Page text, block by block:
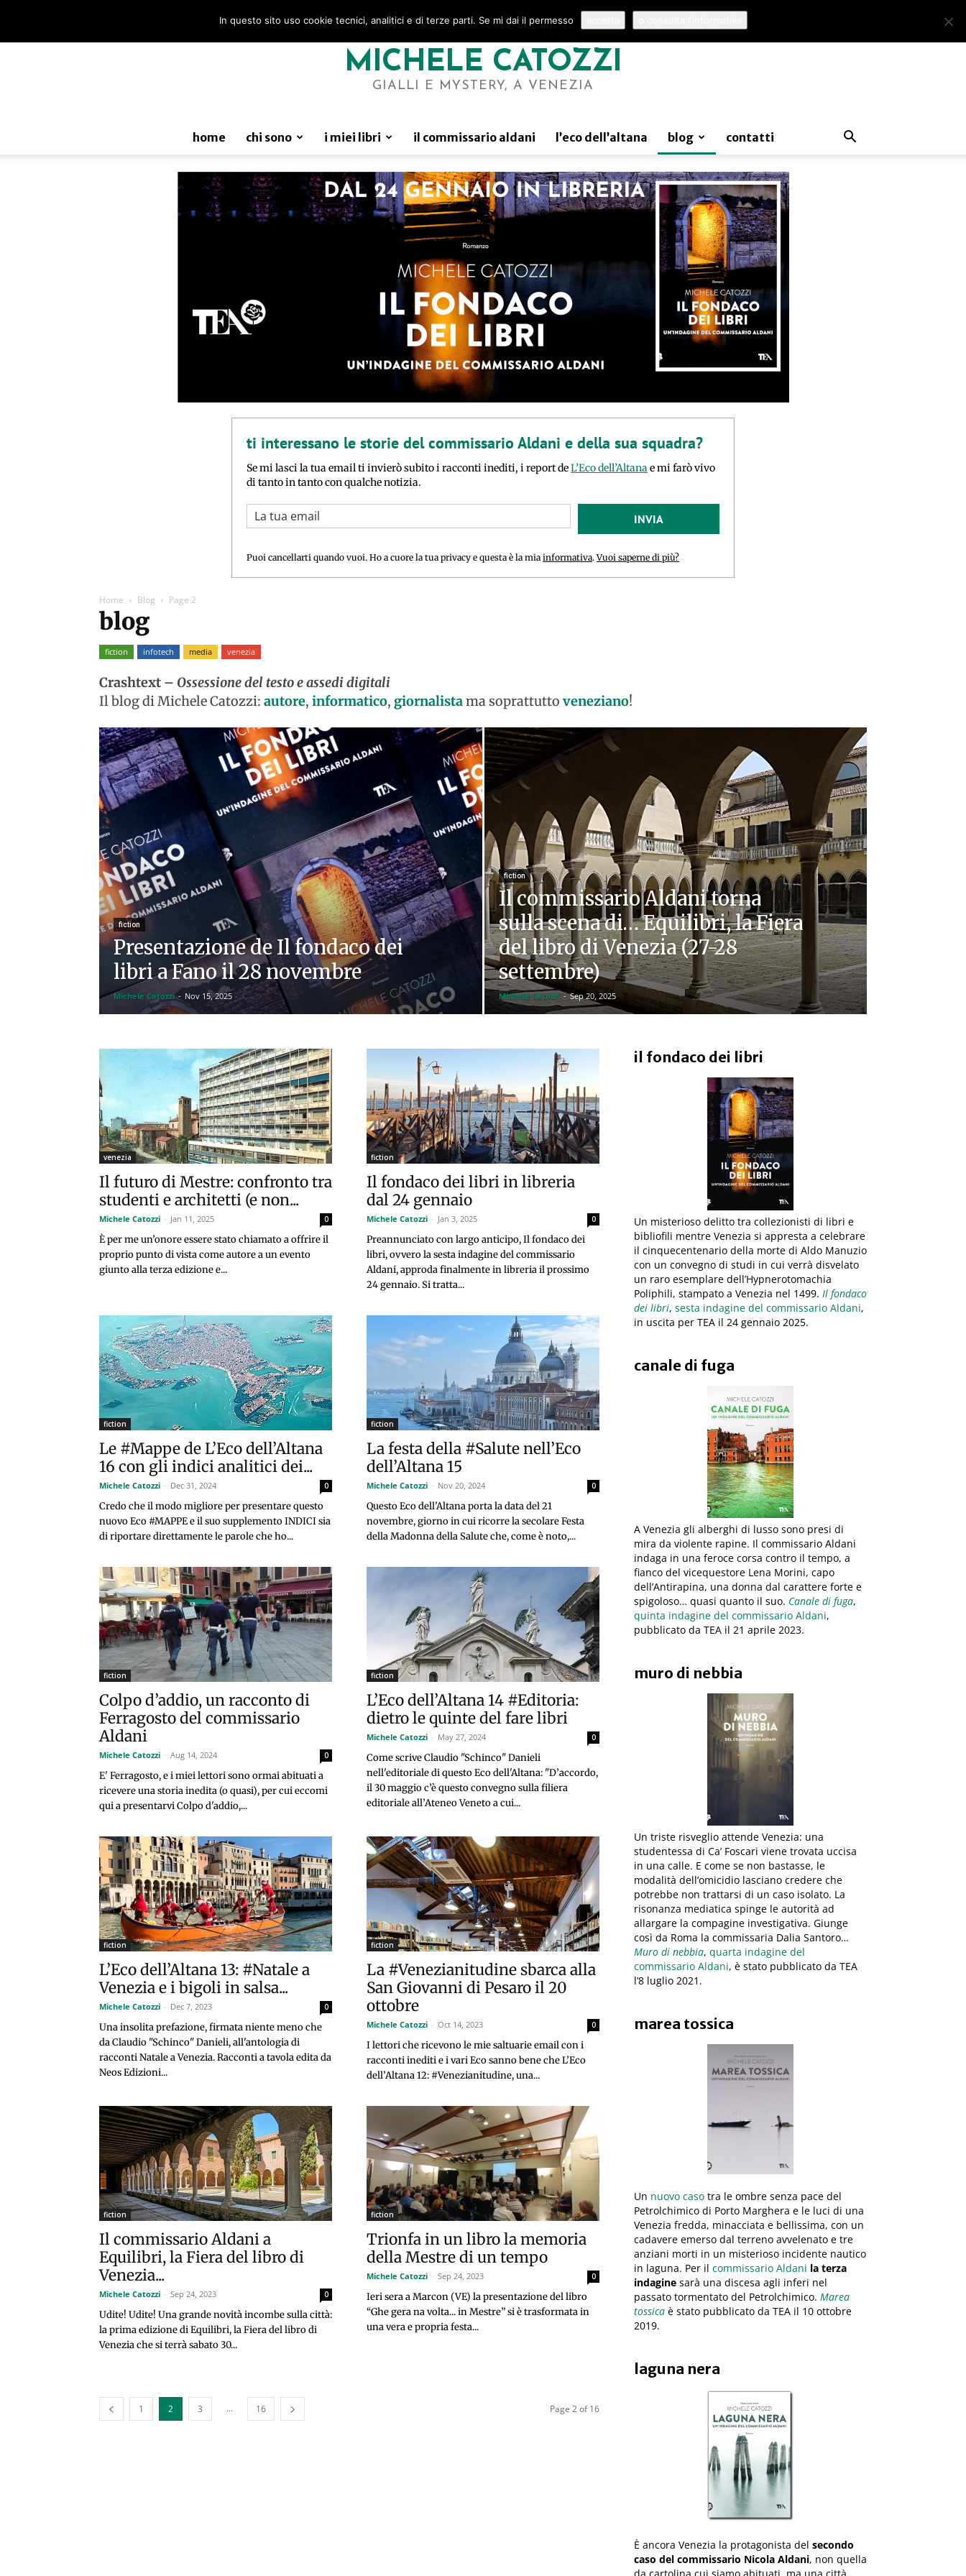
MICHELE CATOZZI
GIALLI E MYSTERY, A VENEZIA
home chi sono i miei libri il commissario aldani l’eco dell’altana blog contatti
ti interessano le storie del commissario Aldani e della sua squadra?
Se mi lasci la tua email ti invierò subito i racconti inediti, i report deL’Eco dell’Altanae mi farò vivo
di tanto in tanto con qualche notizia.
INVIA
Puoi cancellarti quando vuoi. Ho a cuore la tua privacy e questa è la mia informativa.Vuoi saperne di più?
Home Blog Page 2
blog
fiction infotech media venezia
Crashtext – Ossessione del testo e assedi digitali
Il blog di Michele Catozzi: autore, informatico, giornalistama soprattutto veneziano!
fiction
Presentazione de Il fondaco dei
libri a Fano il 28 novembre
Michele Catozzi - Nov 15, 2025
fiction
Il commissario Aldani torna
sulla scena di… Equilibri, la Fiera
del libro di Venezia (27-28
settembre)
Michele Catozzi - Sep 20, 2025
venezia
Il futuro di Mestre: confronto tra
studenti e architetti (e non...
Michele Catozzi - Jan 11, 2025 0
È per me un’onore essere stato chiamato a offrire il
proprio punto di vista come autore a un evento
giunto alla terza edizione e...
fiction
Il fondaco dei libri in libreria
dal 24 gennaio
Michele Catozzi - Jan 3, 2025 0
Preannunciato con largo anticipo, Il fondaco dei
libri, ovvero la sesta indagine del commissario
Aldani, approda finalmente in libreria il prossimo
24 gennaio. Si tratta...
fiction
Le #Mappe de L’Eco dell’Altana
16 con gli indici analitici dei...
Michele Catozzi - Dec 31, 2024 0
Credo che il modo migliore per presentare questo
nuovo Eco #MAPPE e il suo supplemento INDICI sia
di riportare direttamente le parole che ho...
fiction
La festa della #Salute nell’Eco
dell’Altana 15
Michele Catozzi - Nov 20, 2024 0
Questo Eco dell'Altana porta la data del 21
novembre, giorno in cui ricorre la secolare Festa
della Madonna della Salute che, come è noto,...
fiction
Colpo d’addio, un racconto di
Ferragosto del commissario
Aldani
Michele Catozzi - Aug 14, 2024 0
E' Ferragosto, e i miei lettori sono ormai abituati a
ricevere una storia inedita (o quasi), per cui eccomi
qui a presentarvi Colpo d'addio,...
fiction
L’Eco dell’Altana 14 #Editoria:
dietro le quinte del fare libri
Michele Catozzi - May 27, 2024 0
Come scrive Claudio "Schinco" Danieli
nell'editoriale di questo Eco dell'Altana: "D’accordo,
il 30 maggio c’è questo convegno sulla filiera
editoriale all’Ateneo Veneto a cui...
fiction
L’Eco dell’Altana 13: #Natale a
Venezia e i bigoli in salsa...
Michele Catozzi - Dec 7, 2023 0
Una insolita prefazione, firmata niente meno che
da Claudio "Schinco" Danieli, all'antologia di
racconti Natale a Venezia. Racconti a tavola edita da
Neos Edizioni...
fiction
La #Venezianitudine sbarca alla
San Giovanni di Pesaro il 20
ottobre
Michele Catozzi - Oct 14, 2023 0
I lettori che ricevono le mie saltuarie email con i
racconti inediti e i vari Eco sanno bene che L’Eco
dell’Altana 12: #Venezianitudine, una...
fiction
Il commissario Aldani a
Equilibri, la Fiera del libro di
Venezia...
Michele Catozzi - Sep 24, 2023 0
Udite! Udite! Una grande novità incombe sulla città:
la prima edizione di Equilibri, la Fiera del libro di
Venezia che si terrà sabato 30...
fiction
Trionfa in un libro la memoria
della Mestre di un tempo
Michele Catozzi - Sep 24, 2023 0
Ieri sera a Marcon (VE) la presentazione del libro
“Ghe gera na volta... in Mestre” si è trasformata in
una vera e propria festa...
1 2 3 ... 16 Page 2 of 16
il fondaco dei libri
Un misterioso delitto tra collezionisti di libri e
bibliofili mentre Venezia si appresta a celebrare
il cinquecentenario della morte di Aldo Manuzio
con un convegno di studi in cui verrà disvelato
un raro esemplare dell’Hypnerotomachia
Poliphili, stampato a Venezia nel 1499. Il fondaco
dei libri, sesta indagine del commissario Aldani,
in uscita per TEA il 24 gennaio 2025.
canale di fuga
A Venezia gli alberghi di lusso sono presi di
mira da violente rapine. Il commissario Aldani
indaga in una feroce corsa contro il tempo, a
fianco del vicequestore Lena Morini, capo
dell’Antirapina, una donna dal carattere forte e
spigoloso… quasi quanto il suo. Canale di fuga,
quinta indagine del commissario Aldani,
pubblicato da TEA il 21 aprile 2023.
muro di nebbia
Un triste risveglio attende Venezia: una
studentessa di Ca’ Foscari viene trovata uccisa
in una calle. E come se non bastasse, le
modalità dell’omicidio lasciano credere che
potrebbe non trattarsi di un caso isolato. La
risonanza mediatica spinge le autorità ad
allargare la compagine investigativa. Giunge
così da Roma la commissaria Dalia Santoro…
Muro di nebbia, quarta indagine del
commissario Aldani, è stato pubblicato da TEA
l’8 luglio 2021.
marea tossica
Un nuovo caso tra le ombre senza pace del
Petrolchimico di Porto Marghera e le luci di una
Venezia fredda, minacciata e bellissima, con un
cadavere emerso dal terreno avvelenato e tre
anziani morti in un misterioso incidente nautico
in laguna. Per il commissario Aldani la terza
indagine sarà una discesa agli inferi nel
passato tormentato del Petrolchimico. Marea
tossica è stato pubblicato da TEA il 10 ottobre
2019.
laguna nera
È ancora Venezia la protagonista del secondo
caso del commissario Nicola Aldani, non quella
In questo sito uso cookie tecnici, analitici e di terze parti. Se mi dai il permesso